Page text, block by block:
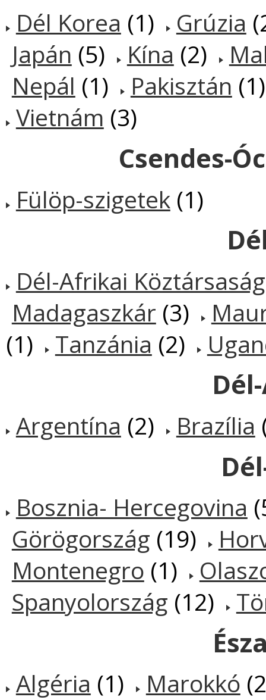
Dél Korea (1) Grúzia
Japán (5) Kína (2)
Nepál (1) Pakisztán
Vietnám (3)
Csendes-
Fülöp-szigetek(1)
Dél-Afrikai Köztársaság
Madagaszkár (3)
(1)
Tanzánia (2)
Argentína (2) Brazília
Bosznia- Hercegovina
Görögország (19)
Montenegro (1)
Spanyolország (12)
Algéria (1) Marokkó